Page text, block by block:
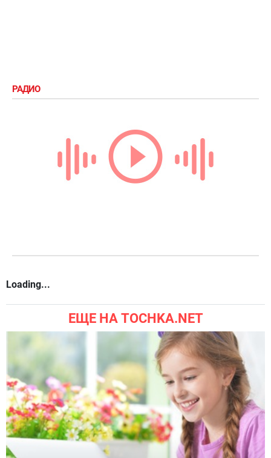
РАДИО
Loading...
ЕЩЕ НА TOCHKA.NET